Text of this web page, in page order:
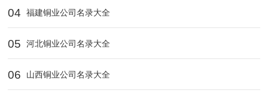
04 福建铜业公司名录大全
05 河北铜业公司名录大全
06 山西铜业公司名录大全